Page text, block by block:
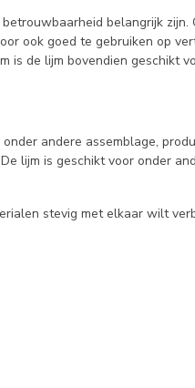
belangrijk zijn.
ook goed te gebruiken op
is de lijm bovendien geschikt
andere assemblage,
lijm is geschikt voor onder
stevig met elkaar wilt